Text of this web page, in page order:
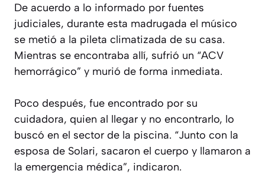
De acuerdo a lo informado por fuentes
judiciales, durante esta madrugada el músico
se metió a la pileta climatizada de su casa.
Mientras se encontraba allí, sufrió un “ACV
hemorrágico” y murió de forma inmediata.
Poco después, fue encontrado por su
cuidadora, quien al llegar y no encontrarlo, lo
buscó en el sector de la piscina. “Junto con la
esposa de Solari, sacaron el cuerpo y llamaron a
la emergencia médica”, indicaron.